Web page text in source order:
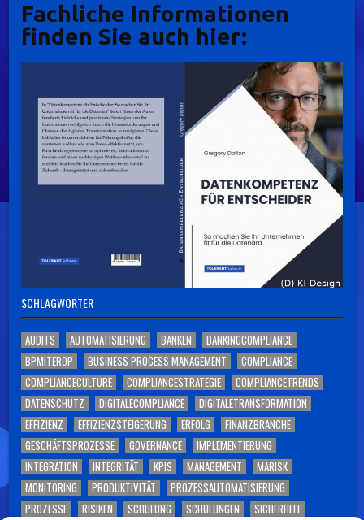
Fachliche Informationen
finden Sie auch hier:
SCHLAGWÖRTER
AUDITS AUTOMATISIERUNG BANKEN
BANKINGCOMPLIANCE
BPMITEROP
BUSINESS PROCESS MANAGEMENT
COMPLIANCE
COMPLIANCECULTURE
COMPLIANCESTRATEGIE
COMPLIANCETRENDS
DATENSCHUTZ
DIGITALECOMPLIANCE
DIGITALETRANSFORMATION
EFFIZIENZ
EFFIZIENZSTEIGERUNG ERFOLG
FINANZBRANCHE
GESCHÄFTSPROZESSE
GOVERNANCE
IMPLEMENTIERUNG
INTEGRATION
INTEGRITÄT KPIS MANAGEMENT
MARISK
MONITORING
PRODUKTIVITÄT
PROZESSAUTOMATISIERUNG
PROZESSE
RISIKEN SCHULUNG SCHULUNGEN SICHERHEIT